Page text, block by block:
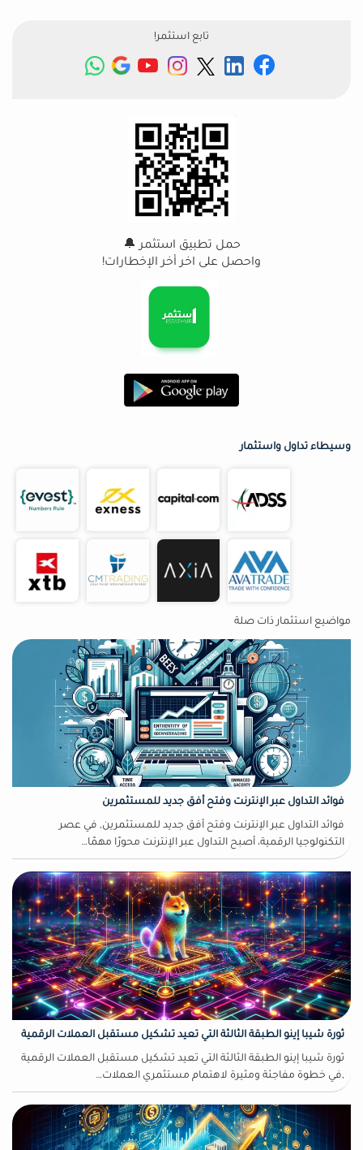
تابع استثمر!
حمل تطبيق استثمر 🔔
واحصل على اخر أخر الإخطارات!
وسيطاء تداول واستثمار
مواضيع استثمار ذات صلة
فوائد التداول عبر الإنترنت وفتح أفق جديد للمستثمرين
فوائد التداول عبر الإنترنت وفتح أفق جديد للمستثمرين, في عصر
التكنولوجيا الرقمية، أصبح التداول عبر الإنترنت محورًا مهمًا…
ثورة شيبا إينو الطبقة الثالثة التي تعيد تشكيل مستقبل العملات الرقمية
ثورة شيبا إينو الطبقة الثالثة التي تعيد تشكيل مستقبل العملات الرقمية
,في خطوة مفاجئة ومثيرة لاهتمام مستثمري العملات…